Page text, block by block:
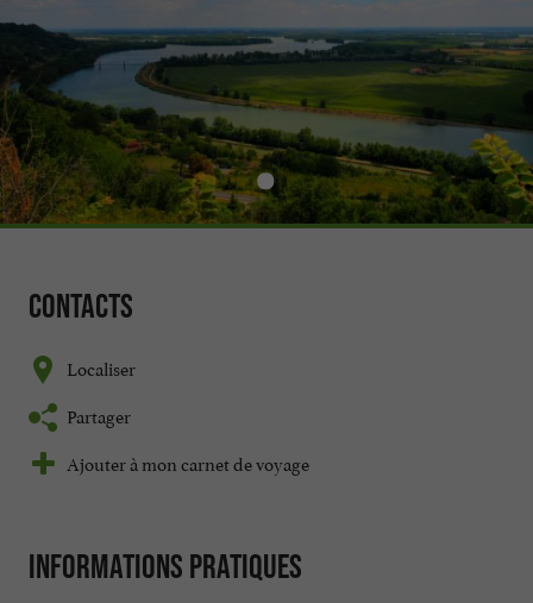
Contacts
Localiser
Partager
Ajouter à mon carnet de voyage
Informations pratiques